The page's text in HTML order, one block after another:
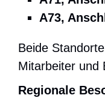
A73,
Beide
Mitarbeiter und
Regionale